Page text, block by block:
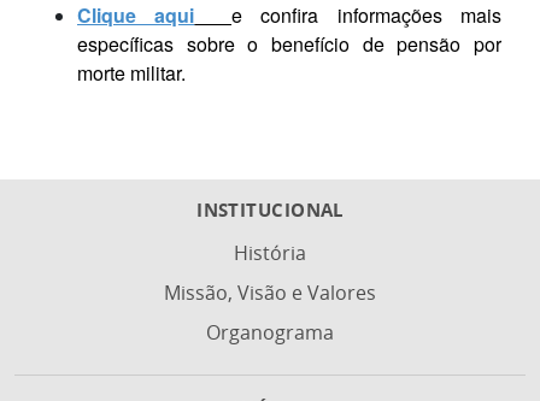
Clique aqui
e confira informações mais
específicas sobre o benefício de pensão por
morte militar.
INSTITUCIONAL
História
Missão, Visão e Valores
Organograma